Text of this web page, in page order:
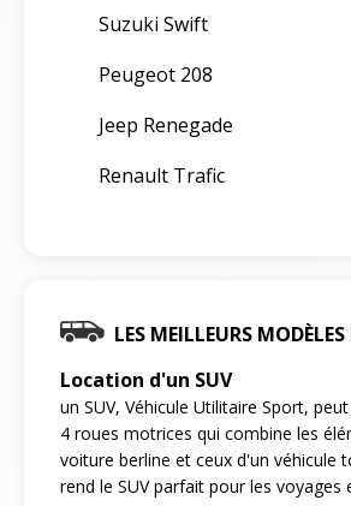
Suzuki Swift
Peugeot 208
Jeep Renegade
Renault Trafic
LES MEILLEURS
Location d'un SUV
un SUV, Véhicule Utilitaire Sport,
4 roues motrices qui combine les
voiture berline et ceux d'un véhicule
rend le SUV parfait pour les voyages